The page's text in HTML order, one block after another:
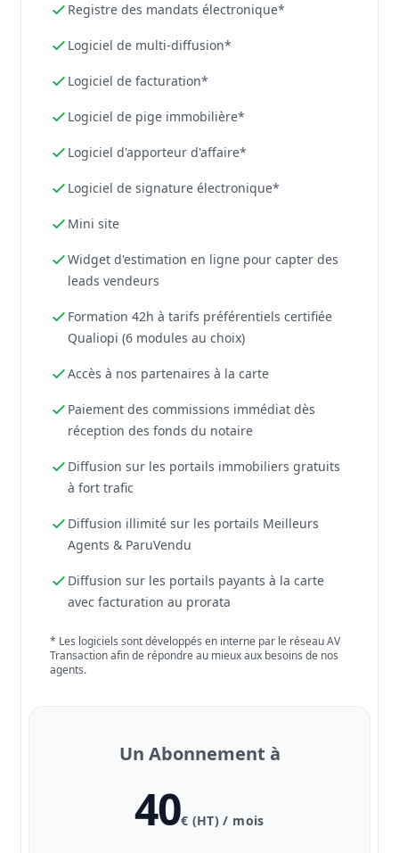
Registre des mandats électronique*
Logiciel de multi-diffusion*
Logiciel de facturation*
Logiciel de pige immobilière*
Logiciel d'apporteur d'affaire*
Logiciel de signature électronique*
Mini site
Widget d'estimation en ligne pour capter des
leads vendeurs
Formation 42h à tarifs préférentiels certifiée
Qualiopi (6 modules au choix)
Accès à nos partenaires à la carte
Paiement des commissions immédiat dès
réception des fonds du notaire
Diffusion sur les portails immobiliers gratuits
à fort trafic
Diffusion illimité sur les portails Meilleurs
Agents & ParuVendu
Diffusion sur les portails payants à la carte
avec facturation au prorata
* Les logiciels sont développés en interne par le réseau AV
Transaction afin de répondre au mieux aux besoins de nos
agents.
Un Abonnement à
40€ (HT) / mois